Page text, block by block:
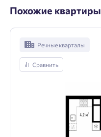
Похожие квартиры
Речные кварталы
Сравнить